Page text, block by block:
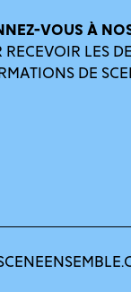
VOUS À
RECEVOIR LES
DE